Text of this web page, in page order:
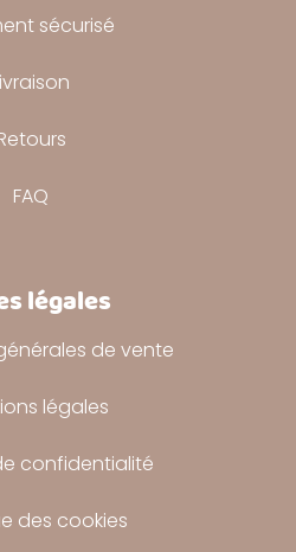
sécurisé
FAQ
légales
de vente
légales
confidentialité
des cookies